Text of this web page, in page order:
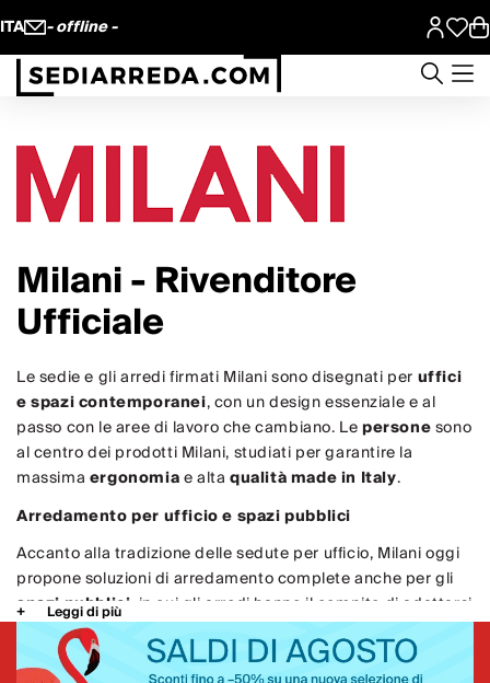
ITA - offline -
Milani - Rivenditore
Ufficiale
Le sedie e gli arredi firmati Milani sono disegnati per uffici
e spazi contemporanei, con un design essenziale e al
passo con le aree di lavoro che cambiano. Lepersonesono
al centro dei prodotti Milani, studiati per garantire la
massima ergonomiae altaqualità made in Italy.
Arredamento per ufficio e spazi pubblici
Accanto alla tradizione delle sedute per ufficio, Milani oggi
propone soluzioni di arredamento complete anche per gli
spazi pubblici , in cui gli arredi hanno il compito di adattarsi
in modo flessibile acontesti dinamicidi lavoro e anche
tempo libero. [...]
Leggi di più